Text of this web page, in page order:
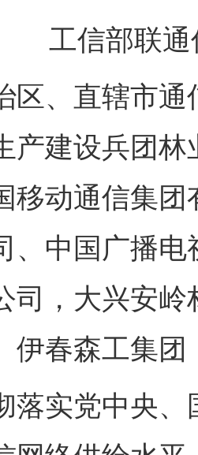
工信部联
区、直辖市
产建设兵团
移动通信集
、中国广播
司，大兴安
伊春森工集团
实党中央、